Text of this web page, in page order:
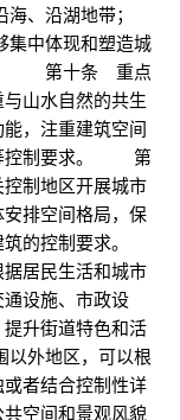
、沿湖地带；
中体现和塑造城
。 第十条 重点
山水自然的共生
，注重建筑空间
等控制要求。 第
制地区开展城市
排空间格局，保
的控制要求。
居民生活和城市
设施、市政设
升街道特色和活
外地区，可以根
者结合控制性详
空间和景观风貌